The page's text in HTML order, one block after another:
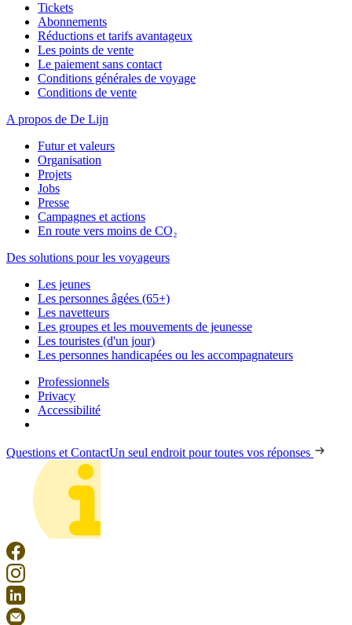
Tickets
Abonnements
Réductions et tarifs avantageux
Les points de vente
Le paiement sans contact
Conditions générales de voyage
Conditions de vente
A propos de De Lijn
Futur et valeurs
Organisation
Projets
Jobs
Presse
Campagnes et actions
En route vers moins de CO₂
Des solutions pour les voyageurs
Les jeunes
Les personnes âgées (65+)
Les navetteurs
Les groupes et les mouvements de jeunesse
Les touristes (d'un jour)
Les personnes handicapées ou les accompagnateurs
Professionnels
Privacy
Accessibilité
Questions et ContactUn seul endroit pour toutes vos réponses